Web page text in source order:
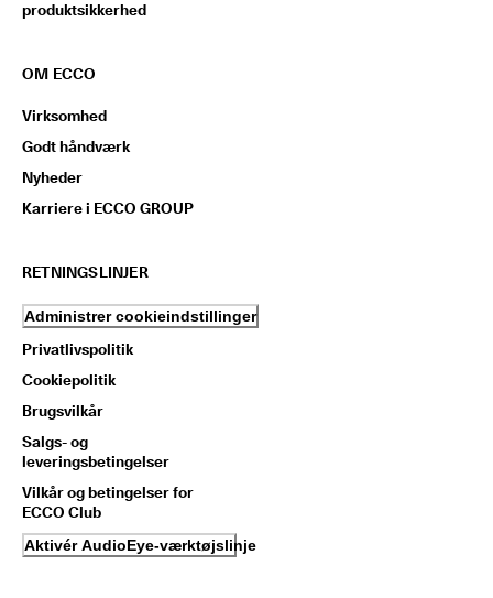
produktsikkerhed
OM ECCO
Virksomhed
Godt håndværk
Nyheder
Karriere i ECCO GROUP
RETNINGSLINJER
Administrer cookieindstillinger
Privatlivspolitik
Cookiepolitik
Brugsvilkår
Salgs- og
leveringsbetingelser
Vilkår og betingelser for
ECCO Club
Aktivér AudioEye-værktøjslinje